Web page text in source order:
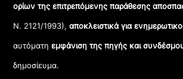
ορίων της επιτρεπόμενης παράθεσης
Ν. 2121/1993), αποκλειστικά για
αυτόματηεμφάνιση της πηγής και
δημοσίευμα.